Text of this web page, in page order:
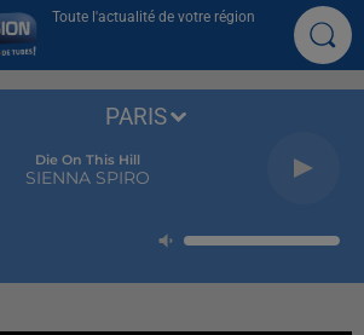
Toute l'actualité de votre région
Die On This Hill
SIENNA SPIRO
PARIS